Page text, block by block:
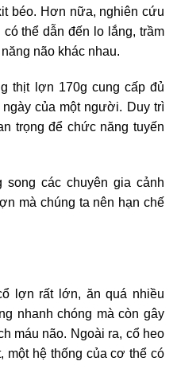
béo. Hơn nữa, nghiên cứu
thể dẫn đến lo lắng, trầm
não khác nhau.
thịt lợn 170g cung cấp đủ
của một người. Duy trì
trọng để chức năng tuyến
các chuyên gia cảnh
mà chúng ta nên hạn chế
lợn rất lớn, ăn quá nhiều
nhanh chóng mà còn gây
máu não. Ngoài ra, cổ heo
một hệ thống của cơ thể có